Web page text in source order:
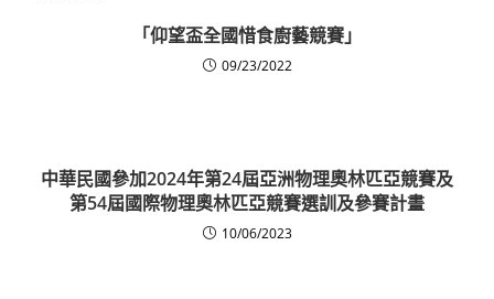
「仰望盃全國惜食廚藝競賽」
09/23/2022
中華民國參加2024年第24屆亞洲物理奧林匹亞競賽及
第54屆國際物理奧林匹亞競賽選訓及參賽計畫
10/06/2023